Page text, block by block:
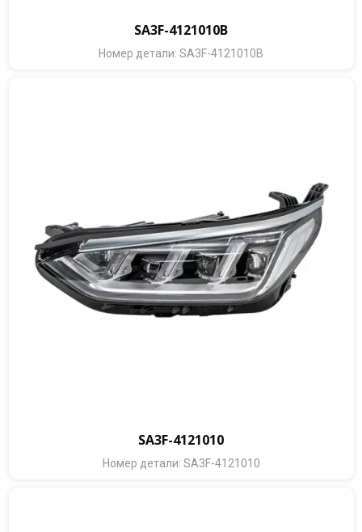
SA3F-4121010B
Номер детали: SA3F-4121010B
SA3F-4121010
Номер детали: SA3F-4121010